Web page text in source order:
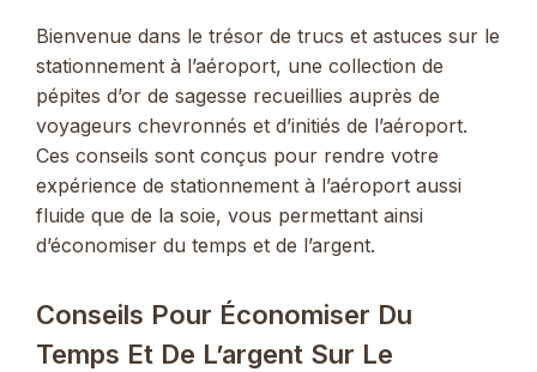
Bienvenue dans le trésor de trucs et astuces sur le
stationnement à l’aéroport, une collection de
pépites d’or de sagesse recueillies auprès de
voyageurs chevronnés et d’initiés de l’aéroport.
Ces conseils sont conçus pour rendre votre
expérience de stationnement à l’aéroport aussi
fluide que de la soie, vous permettant ainsi
d’économiser du temps et de l’argent.
Conseils Pour Économiser Du
Temps Et De L’argent Sur Le